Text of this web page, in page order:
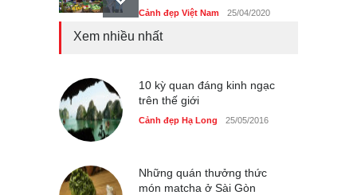
Cảnh đẹp Việt Nam 25/04/2020
thực Italy
Cảnh đẹp Việt Nam
Cảnh đẹp Việt Nam 25/04/2020
Xem nhiều nhất
10 kỳ quan đáng kinh ngạc
trên thế giới
Cảnh đẹp Hạ Long 25/05/2016
Những quán thưởng thức
món matcha ở Sài Gòn